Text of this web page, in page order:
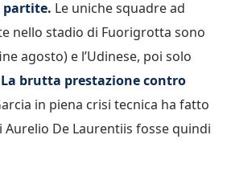
Le uniche squadre ad
nello stadio di Fuorigrotta sono
agosto) e l’Udinese, poi solo
La brutta prestazione contro
in piena crisi tecnica ha fatto
Aurelio De Laurentiis fosse quindi